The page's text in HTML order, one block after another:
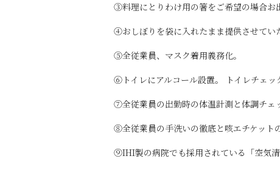
③料理にとりわけ用の箸をご希望の場合お
④おしぼりを袋に入れたまま提供させてい
⑤全従業員、マスク着用義務化。
⑥トイレにアルコール設置。 トイレチェッ
⑦全従業員の出勤時の体温計測と体調チェ
⑧全従業員の手洗いの徹底と咳エチケット
⑨IHI製の病院でも採用されている「空気